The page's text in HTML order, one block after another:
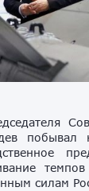
побывал
темпов
силам